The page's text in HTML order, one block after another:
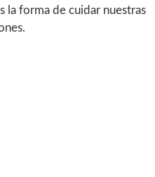
la forma de cuidar nuestras